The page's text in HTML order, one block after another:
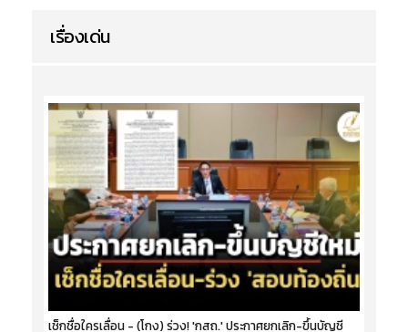
เรื่องเด่น
เช็กชื่อใครเลื่อน - (โกง) ร่วง! 'กสถ.' ประกาศยกเลิก-ขึ้นบัญชี